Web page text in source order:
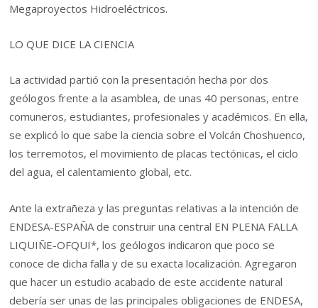
Megaproyectos Hidroeléctricos.
LO QUE DICE LA CIENCIA
La actividad partió con la presentación hecha por dos
geólogos frente a la asamblea, de unas 40 personas, entre
comuneros, estudiantes, profesionales y académicos. En ella,
se explicó lo que sabe la ciencia sobre el Volcán Choshuenco,
los terremotos, el movimiento de placas tectónicas, el ciclo
del agua, el calentamiento global, etc.
Ante la extrañeza y las preguntas relativas a la intención de
ENDESA-ESPAÑA de construir una central EN PLENA FALLA
LIQUIÑE-OFQUI*, los geólogos indicaron que poco se
conoce de dicha falla y de su exacta localización. Agregaron
que hacer un estudio acabado de este accidente natural
debería ser unas de las principales obligaciones de ENDESA,